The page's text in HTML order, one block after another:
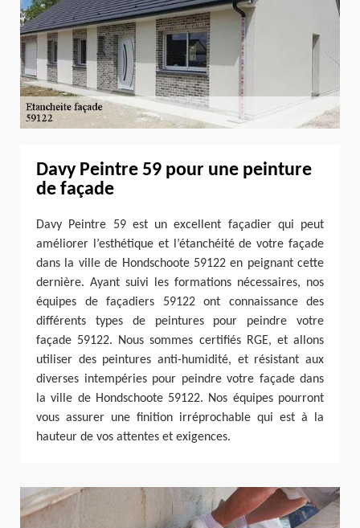
Davy Peintre 59 pour une peinture
de façade
Davy Peintre 59 est un excellent façadier qui peut
améliorer l’esthétique et l’étanchéité de votre façade
dans la ville de Hondschoote 59122 en peignant cette
dernière. Ayant suivi les formations nécessaires, nos
équipes de façadiers 59122 ont connaissance des
différents types de peintures pour peindre votre
façade 59122. Nous sommes certifiés RGE, et allons
utiliser des peintures anti-humidité, et résistant aux
diverses intempéries pour peindre votre façade dans
la ville de Hondschoote 59122. Nos équipes pourront
vous assurer une finition irréprochable qui est à la
hauteur de vos attentes et exigences.